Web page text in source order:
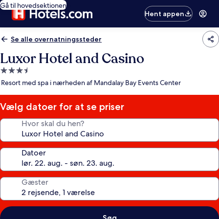
Gå til hovedsektionen
Hent appen
Se alle overnatningssteder
Luxor Hotel and Casino
3.5-
stjernet
Resort med spa i nærheden af Mandalay Bay Events Center
Vælg datoer for at se priser
Hvor skal du hen?
Datoer
Gæster